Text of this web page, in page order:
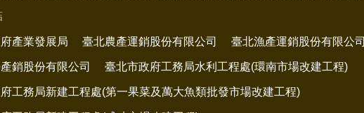
產業發展局 臺北農產運銷股份有限公司 臺北漁產運銷股份有限公司
銷股份有限公司 臺北市政府工務局水利工程處(環南市場改建工程)
工務局新建工程處(第一果菜及萬大魚類批發市場改建工程)